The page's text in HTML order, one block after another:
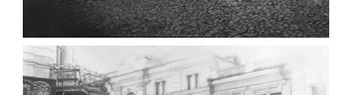
ФОТО ЖИТОМИРА 1905 ВУЛ.
МИХАЙЛІВСЬКА-СКОРУЛЬСЬКОГО
Фото Житомира період
до 1917 року
Leave a comment